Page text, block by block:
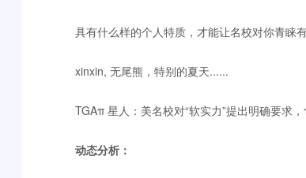
具有什么样的个人特质，才能让名校对你青睐
xinxin, 无尾熊，特别的夏天......
TGAπ 星人：美名校对“软实力”提出明确要求
动态分析：